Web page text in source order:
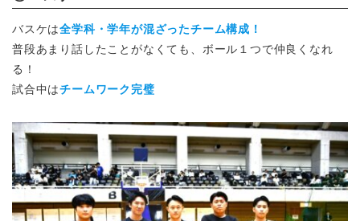
バスケは全学科・学年が混ざったチーム構成！
普段あまり話したことがなくても、ボール１つで仲良くなれ
る！
試合中はチームワーク完璧